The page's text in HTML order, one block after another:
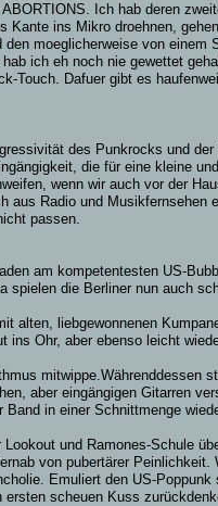
Ich hab deren
ins Mikro droehnen,
moeglicherweise von einem
ich eh noch nie gewettet
Touch. Dafuer gibt es
des Punkrocks und
die für eine kleine
wenn wir auch vor der
Radio und Musikfernsehen
passen.
am kompetentesten US-
die Berliner nun auch
alten, liebgewonnenen
Ohr, aber ebenso leicht
mitwippe.Währenddessen
aber eingängigen Gitarren
in einer Schnittmenge
und Ramones-Schule
von pubertärer
Emuliert den US-
scheuen Kuss